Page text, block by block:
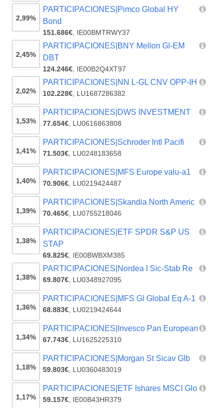
2,99%
PARTICIPACIONES|Pimco Global HY
Bond
151.686€, IE00BMTRWY37
2,45%
PARTICIPACIONES|BNY Mellon Gl-EM
DBT
124.246€, IE00B2Q4XT97
2,02%
PARTICIPACIONES|NN L-GL CNV OPP-IH
102.228€, LU1687286382
1,53%
PARTICIPACIONES|DWS INVESTMENT
77.654€, LU0616863808
1,41%
PARTICIPACIONES|Schroder Intl Pacifi
71.503€, LU0248183658
1,40%
PARTICIPACIONES|MFS Europe valu-a1
70.906€, LU0219424487
1,39%
PARTICIPACIONES|Skandia North Americ
70.465€, LU0755218046
1,38%
PARTICIPACIONES|ETF SPDR S&P US
STAP
69.825€, IE00BWBXM385
1,38%
PARTICIPACIONES|Nordea I Sic-Stab Re
69.807€, LU0348927095
1,36%
PARTICIPACIONES|MFS Gl Global Eq A-1
68.883€, LU0219424644
1,34%
PARTICIPACIONES|Invesco Pan European
67.743€, LU1625225310
1,18%
PARTICIPACIONES|Morgan St Sicav Glb
59.803€, LU0360483019
1,17%
PARTICIPACIONES|ETF Ishares MSCI Glo
59.157€, IE00B43HR379